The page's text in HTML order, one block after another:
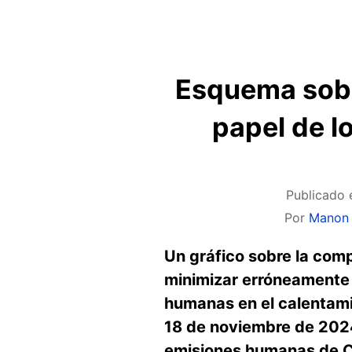
Esquema
papel de
Publicado
Por Manon
Un gráfico sobre la
minimizar
humanas en el
18 de noviembre de